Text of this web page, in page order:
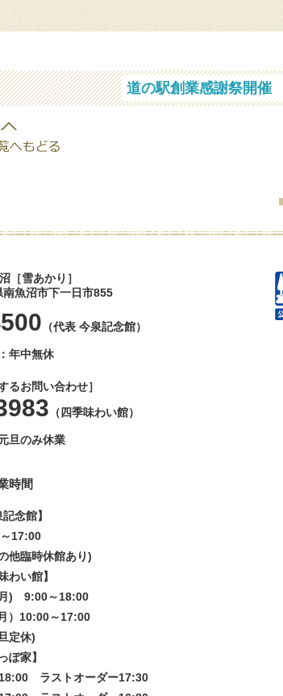
道の駅創業感謝祭開
［雪あかり］
魚沼市下一日市855
（代表 今泉記念館）
年中無休
るお問い合わせ］
（四季味わい館）
旦のみ休業
時間
記念館】
17:00
他臨時休館あり)
わい館】
) 9:00～18:00
）10:00～17:00
定休)
ぽ家】
18:00 ラストオーダー17:30